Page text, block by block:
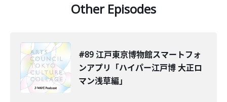
Other Episodes
#89 江戸東京博物館スマートフォ
ンアプリ「ハイパー江戸博 大正ロ
マン浅草編」